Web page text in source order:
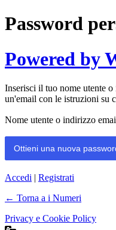
Password
Powered by
Inserisci il tuo nome utente
un'email con le istruzioni su
Nome utente o indirizzo
Accedi | Registrati
← Torna a i Numeri
Privacy e Cookie Policy